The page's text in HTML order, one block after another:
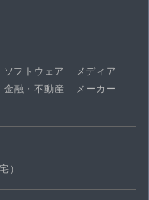
ソフトウェア
メディア
金融・不動産
メーカー
）